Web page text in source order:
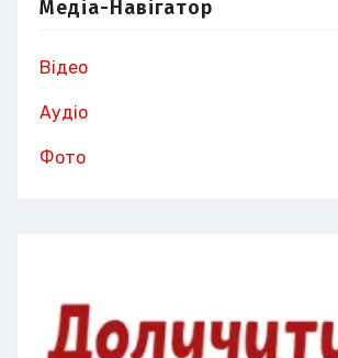
Медіа-Навігатор
Відео
Аудіо
Фото